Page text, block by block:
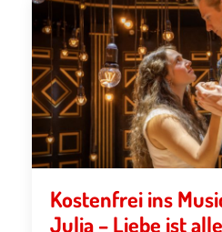
Kostenfrei ins
Julia – Liebe ist